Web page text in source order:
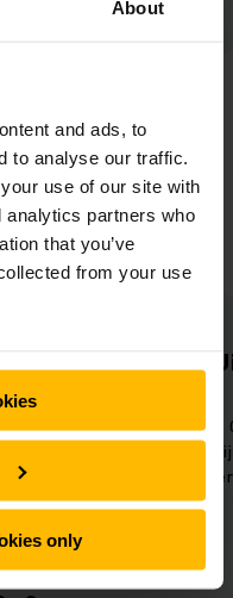
About
and ads, to
to analyse our traffic.
use of our site with
analytics partners who
that you’ve
from your use
only
Uiterst
Optimaal
service voor
logistieke